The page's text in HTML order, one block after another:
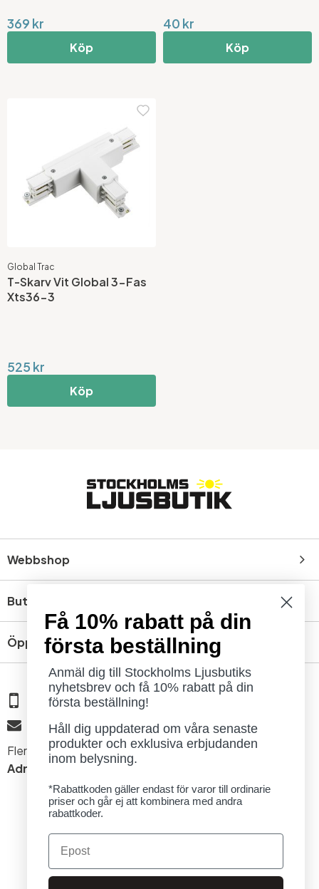
369 kr
Köp
40 kr
Köp
Global Trac
T-Skarv Vit Global 3-Fas
Xts36-3
525 kr
Köp
Webbshop
Butik
Öppettider
08 - 654 29 00
info@ljusbutik.se
Fler kontaktuppgifter »
Adress:
Kungsholmsgatan 6, 112 27 Stockholm
Få 10% rabatt på din
första beställning
Anmäl dig till Stockholms Ljusbutiks
nyhetsbrev och få 10% rabatt på din
första beställning!
Håll dig uppdaterad om våra senaste
produkter och exklusiva erbjudanden
inom belysning.
*Rabattkoden gäller endast för varor till ordinarie
priser och går ej att kombinera med andra
rabattkoder.
Email